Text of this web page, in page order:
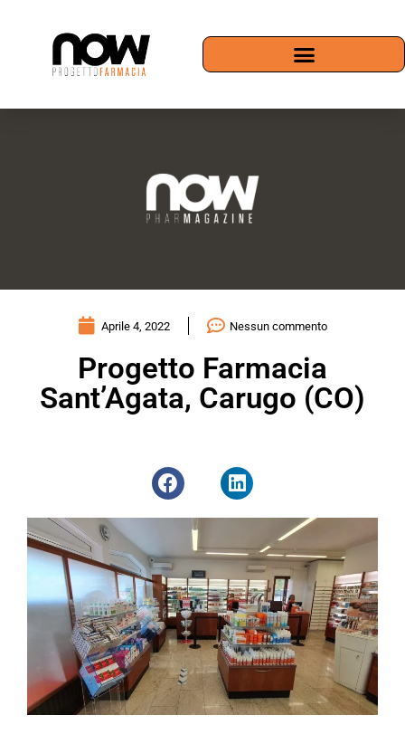
Aprile 4, 2022 Nessun commento
Progetto Farmacia
Sant’Agata, Carugo (CO)